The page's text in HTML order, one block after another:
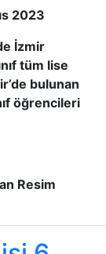
2023
İzmir
tüm lise
bulunan
öğrencileri
Resim